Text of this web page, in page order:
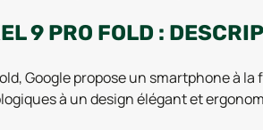
9 PRO FOLD :
Google propose un smartphone à
à un design élégant et